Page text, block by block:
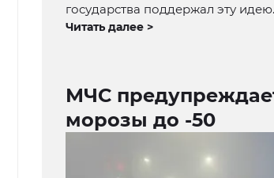
государства поддержал эту идею.
Читать далее >
МЧС
морозы до -50